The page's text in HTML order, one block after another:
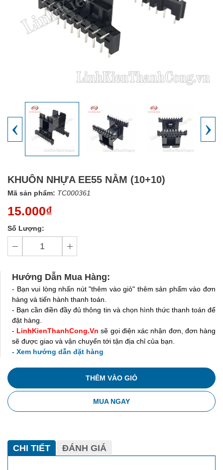
‹ ›
KHUÔN NHỰA EE55 NẰM (10+10)
Mã sản phẩm: TC000361
15.000₫
Số Lượng:
Hướng Dẫn Mua Hàng:
- Bạn vui lòng nhấn nút "thêm vào giỏ" thêm sản phẩm vào đơn
hàng và tiến hành thanh toán.
- Bạn cần điền đầy đủ thông tin và chọn hình thức thanh toán để
đặt hàng.
- LinhKienThanhCong.Vn sẽ gọi điện xác nhận đơn, đơn hàng
sẽ được giao và vận chuyển tới tận địa chỉ của bạn.
- Xem hướng dẫn đặt hàng
THÊM VÀO GIỎ
MUA NGAY
CHI TIẾT ĐÁNH GIÁ